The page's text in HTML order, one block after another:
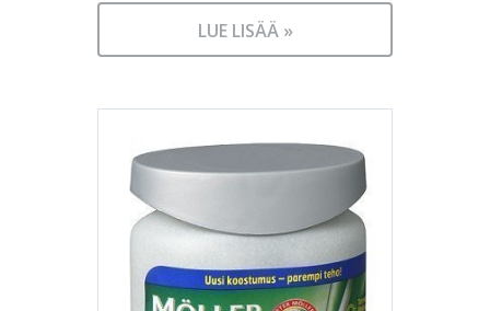
LUE LISÄÄ »